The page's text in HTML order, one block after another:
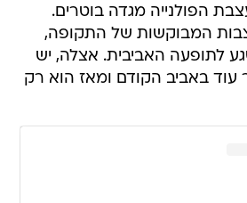
הפולנייה מגדה בוטרים.
המבוקשות של התקופה,
לתופעה האביבית. אצלה, יש
עוד באביב הקודם ומאז הוא רק